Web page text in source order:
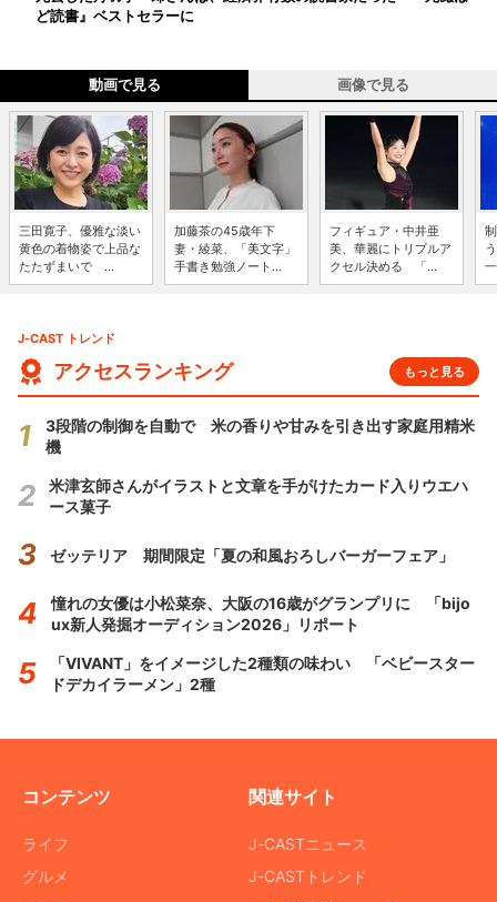
ど読書』ベストセラーに
動画で見る 画像で見る
三田寛子、優雅な淡い
黄色の着物姿で上品な
たたずまいで ...
加藤茶の45歳年下
妻・綾菜、「美文字」
手書き勉強ノート...
フィギュア・中井亜
美、華麗にトリプルア
クセル決める 「...
J-CAST トレンド
アクセスランキング もっと見る
3段階の制御を自動で 米の香りや甘みを引き出す家庭用精米
機
米津玄師さんがイラストと文章を手がけたカード入りウエハ
ース菓子
ゼッテリア 期間限定「夏の和風おろしバーガーフェア」
憧れの女優は小松菜奈、大阪の16歳がグランプリに 「bijo
ux新人発掘オーディション2026」リポート
「VIVANT」をイメージした2種類の味わい 「ベビースター
ドデカイラーメン」2種
コンテンツ
ライフ
グルメ
関連サイト
J-CASTニュース
J-CASTトレンド